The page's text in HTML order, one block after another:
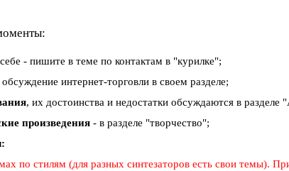
- пишите в теме по контактам в "курилке";
интернет-торговли в своем разделе;
, их достоинства и недостатки обсуждаются в разделе
произведения - в разделе "творчество";
по стилям (для разных синтезаторов есть свои темы).